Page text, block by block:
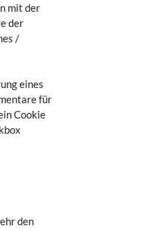
mit der
der
/
eines
für
Cookie
den